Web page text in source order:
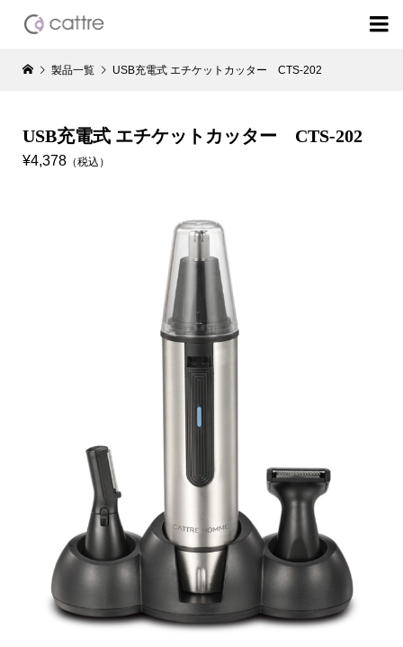

製品一覧 USB充電式 エチケットカッター CTS-202
USB充電式 エチケットカッター CTS-202
¥4,378（税込）